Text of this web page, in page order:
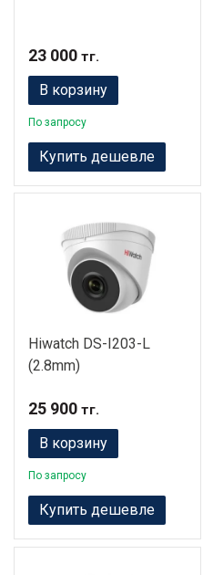
23 000 тг.
В корзину
По запросу
Купить дешевле
Hiwatch DS-I203-L
(2.8mm)
25 900 тг.
В корзину
По запросу
Купить дешевле